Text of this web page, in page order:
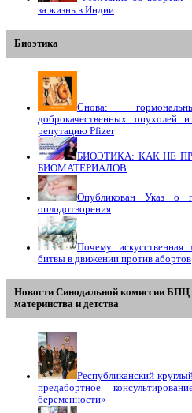
за жизнь в Индии
Биоэтика
Снова:
доброкачественных
репутацию Pfizer
БИОЭТИКА: КАК НЕ
БИОМАТЕРИАЛОВ
Опубликован Указ о
оплодотворения
Почему
битвы в движении против абортов
Новости Синодальной комиссии
материнства и детства
Республиканский
предабортное
беременности»